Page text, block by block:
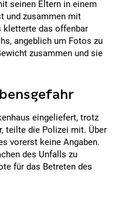
seinen Eltern in einem
und zusammen mit
kletterte das offenbar
angeblich um Fotos zu
zusammen und sie
eingeliefert, trotz
teilte die Polizei mit. Über
vorerst keine Angaben.
des Unfalls zu
für das Betreten des